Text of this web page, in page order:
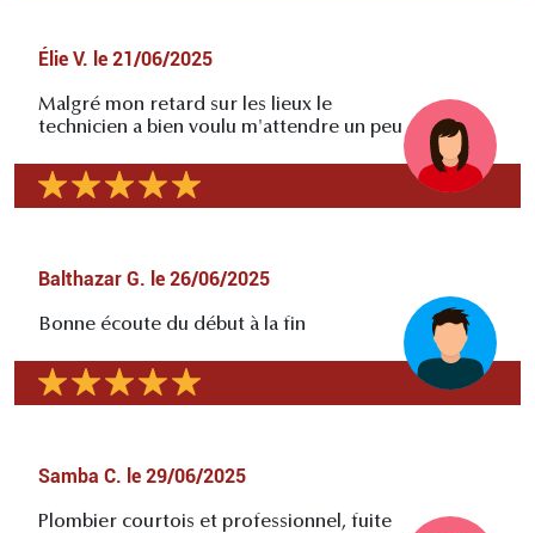
Élie V. le 21/06/2025
Malgré mon retard sur les lieux le
technicien a bien voulu m'attendre un peu
Balthazar G. le 26/06/2025
Bonne écoute du début à la fin
Samba C. le 29/06/2025
Plombier courtois et professionnel, fuite